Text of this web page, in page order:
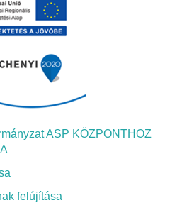
Egyesület
ASP KÖZPONTHOZ
felújítása